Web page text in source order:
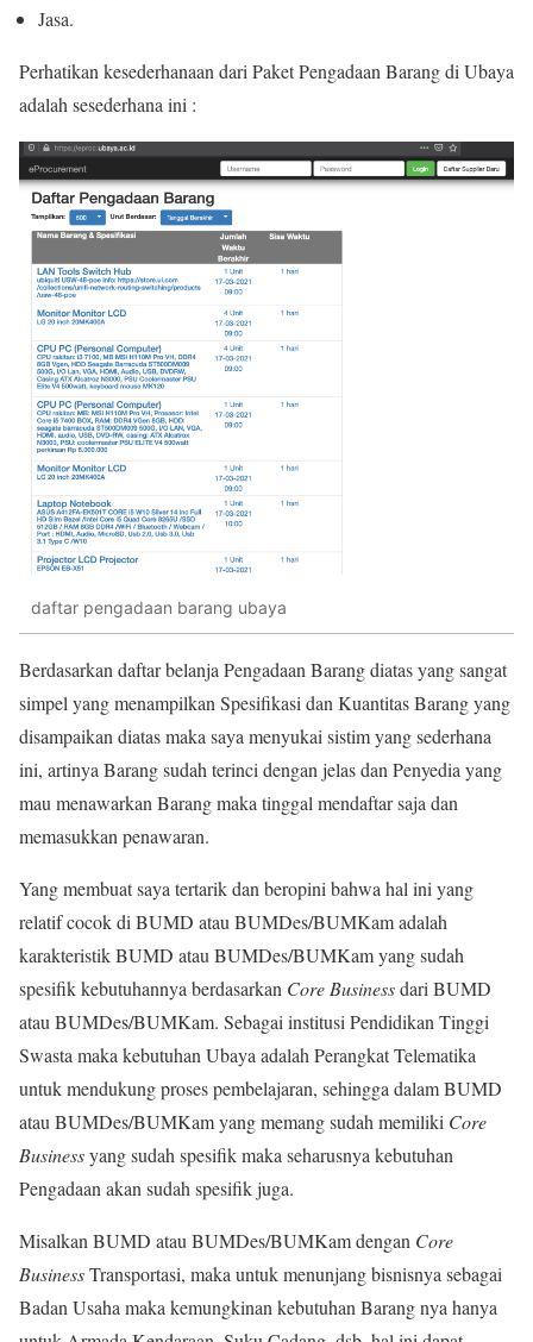
Jasa.
Perhatikan kesederhanaan dari Paket Pengadaan Barang di Ubaya
adalah sesederhana ini :
daftar pengadaan barang ubaya
Berdasarkan daftar belanja Pengadaan Barang diatas yang sangat
simpel yang menampilkan Spesifikasi dan Kuantitas Barang yang
disampaikan diatas maka saya menyukai sistim yang sederhana
ini, artinya Barang sudah terinci dengan jelas dan Penyedia yang
mau menawarkan Barang maka tinggal mendaftar saja dan
memasukkan penawaran.
Yang membuat saya tertarik dan beropini bahwa hal ini yang
relatif cocok di BUMD atau BUMDes/BUMKam adalah
karakteristik BUMD atau BUMDes/BUMKam yang sudah
spesifik kebutuhannya berdasarkan Core Businessdari BUMD
atau BUMDes/BUMKam. Sebagai institusi Pendidikan Tinggi
Swasta maka kebutuhan Ubaya adalah Perangkat Telematika
untuk mendukung proses pembelajaran, sehingga dalam BUMD
atau BUMDes/BUMKam yang memang sudah memiliki Core
Businessyang sudah spesifik maka seharusnya kebutuhan
Pengadaan akan sudah spesifik juga.
Misalkan BUMD atau BUMDes/BUMKam dengan Core
BusinessTransportasi, maka untuk menunjang bisnisnya sebagai
Badan Usaha maka kemungkinan kebutuhan Barang nya hanya